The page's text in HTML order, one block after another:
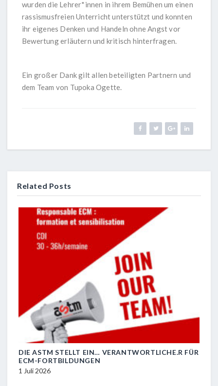
wurden die Lehrer*innen in ihrem Bemühen um einen
rassismusfreien Unterricht unterstützt und konnten
ihr eigenes Denken und Handeln ohne Angst vor
Bewertung erläutern und kritisch hinterfragen.
Ein großer Dank gilt allen beteiligten Partnern und
dem Team von Tupoka Ogette
Related Posts
DIE ASTM STELLT EIN… VERANTWORTLICHE.R FÜR
ECM-FORTBILDUNGEN
1 Juli 2026